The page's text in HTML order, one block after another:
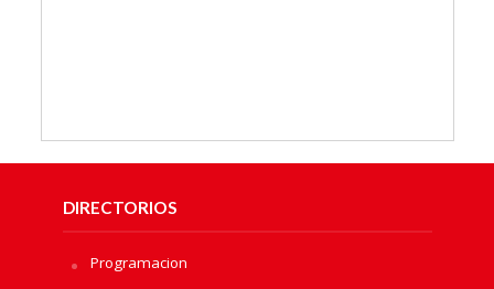
DIRECTORIOS
Programacion